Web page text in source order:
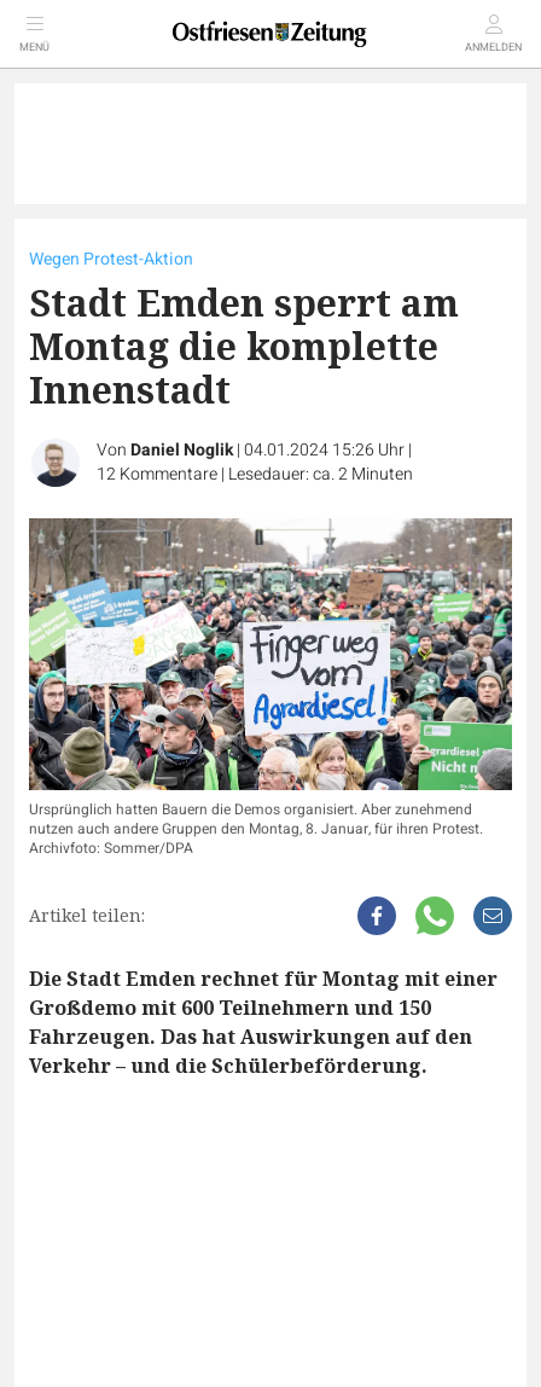
MENÜ ANMELDEN
Wegen Protest-Aktion
Stadt Emden sperrt am
Montag die komplette
Innenstadt
VonDaniel Noglik|04.01.2024 15:26 Uhr|
12Kommentare| Lesedauer: ca. 2 Minuten
Ursprünglich hatten Bauern die Demos organisiert. Aber zunehmend
nutzen auch andere Gruppen den Montag, 8. Januar, für ihren Protest.
Archivfoto: Sommer/DPA
Artikel teilen:
Die Stadt Emden rechnet für Montag mit einer
Großdemo mit 600 Teilnehmern und 150
Fahrzeugen. Das hat Auswirkungen auf den
Verkehr – und die Schülerbeförderung.